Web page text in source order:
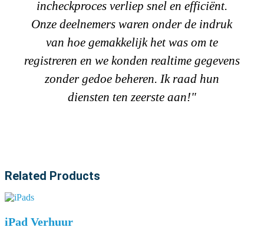
incheckproces verliep snel en efficiënt.
Onze deelnemers waren onder de indruk
van hoe gemakkelijk het was om te
registreren en we konden realtime gegevens
zonder gedoe beheren. Ik raad hun
diensten ten zeerste aan!"
Related Products
iPad Verhuur